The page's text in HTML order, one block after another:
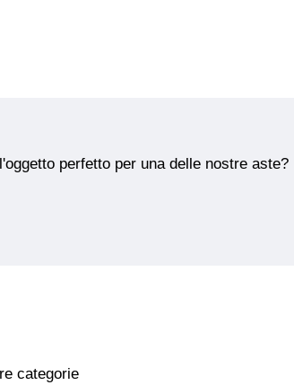
perfetto per una delle nostre aste?
categorie